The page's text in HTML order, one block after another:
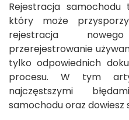
Rejestracja
który może
rejestracja
przerejestrowanie
tylko odpowiednich
procesu. W tym
najczęstszymi
samochodu oraz dowiesz